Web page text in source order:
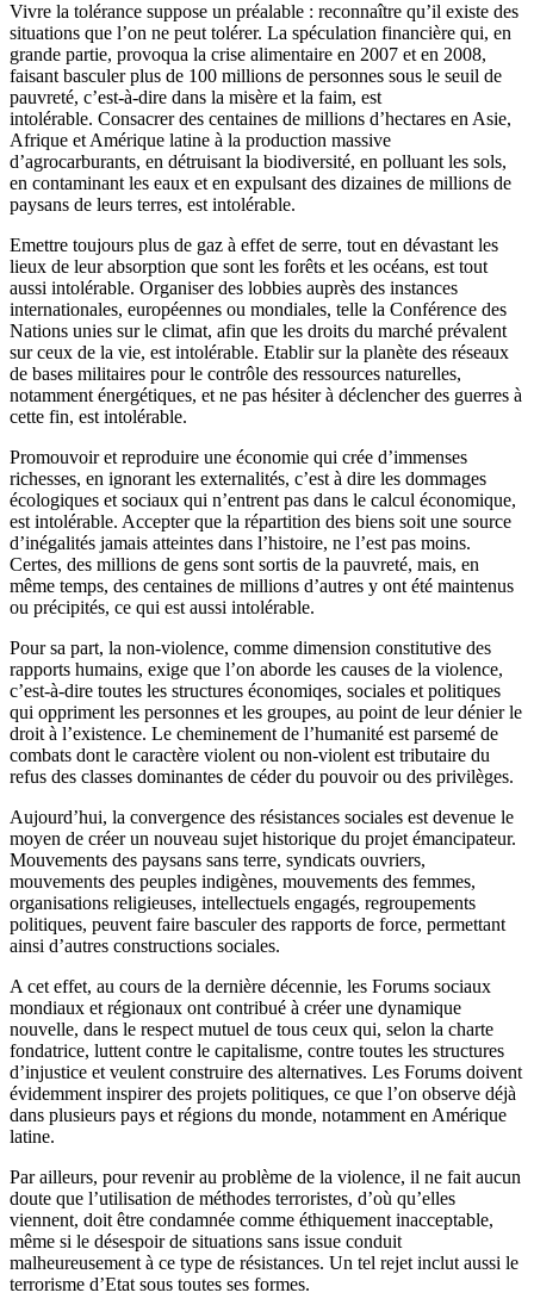
Vivre la tolérance suppose un préalable : reconnaître qu’il existe des
situations que l’on ne peut tolérer. La spéculation financière qui, en
grande partie, provoqua la crise alimentaire en 2007 et en 2008,
faisant basculer plus de 100 millions de personnes sous le seuil de
pauvreté, c’est-à-dire dans la misère et la faim, est
intolérable. Consacrer des centaines de millions d’hectares en Asie,
Afrique et Amérique latine à la production massive
d’agrocarburants, en détruisant la biodiversité, en polluant les sols,
en contaminant les eaux et en expulsant des dizaines de millions de
paysans de leurs terres, est intolérable.
Emettre toujours plus de gaz à effet de serre, tout en dévastant les
lieux de leur absorption que sont les forêts et les océans, est tout
aussi intolérable. Organiser des lobbies auprès des instances
internationales, européennes ou mondiales, telle la Conférence des
Nations unies sur le climat, afin que les droits du marché prévalent
sur ceux de la vie, est intolérable. Etablir sur la planète des réseaux
de bases militaires pour le contrôle des ressources naturelles,
notamment énergétiques, et ne pas hésiter à déclencher des guerres à
cette fin, est intolérable.
Promouvoir et reproduire une économie qui crée d’immenses
richesses, en ignorant les externalités, c’est à dire les dommages
écologiques et sociaux qui n’entrent pas dans le calcul économique,
est intolérable. Accepter que la répartition des biens soit une source
d’inégalités jamais atteintes dans l’histoire, ne l’est pas moins.
Certes, des millions de gens sont sortis de la pauvreté, mais, en
même temps, des centaines de millions d’autres y ont été maintenus
ou précipités, ce qui est aussi intolérable.
Pour sa part, la non-violence, comme dimension constitutive des
rapports humains, exige que l’on aborde les causes de la violence,
c’est-à-dire toutes les structures économiqes, sociales et politiques
qui oppriment les personnes et les groupes, au point de leur dénier le
droit à l’existence. Le cheminement de l’humanité est parsemé de
combats dont le caractère violent ou non-violent est tributaire du
refus des classes dominantes de céder du pouvoir ou des privilèges.
Aujourd’hui, la convergence des résistances sociales est devenue le
moyen de créer un nouveau sujet historique du projet émancipateur.
Mouvements des paysans sans terre, syndicats ouvriers,
mouvements des peuples indigènes, mouvements des femmes,
organisations religieuses, intellectuels engagés, regroupements
politiques, peuvent faire basculer des rapports de force, permettant
ainsi d’autres constructions sociales.
A cet effet, au cours de la dernière décennie, les Forums sociaux
mondiaux et régionaux ont contribué à créer une dynamique
nouvelle, dans le respect mutuel de tous ceux qui, selon la charte
fondatrice, luttent contre le capitalisme, contre toutes les structures
d’injustice et veulent construire des alternatives. Les Forums doivent
évidemment inspirer des projets politiques, ce que l’on observe déjà
dans plusieurs pays et régions du monde, notamment en Amérique
latine.
Par ailleurs, pour revenir au problème de la violence, il ne fait aucun
doute que l’utilisation de méthodes terroristes, d’où qu’elles
viennent, doit être condamnée comme éthiquement inacceptable,
même si le désespoir de situations sans issue conduit
malheureusement à ce type de résistances. Un tel rejet inclut aussi le
terrorisme d’Etat sous toutes ses formes.